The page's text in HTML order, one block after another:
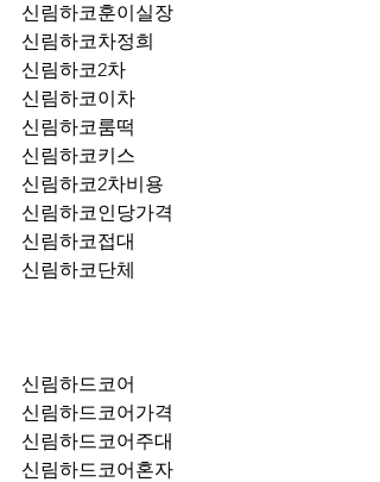
신림하코훈이실장
신림하코차정희
신림하코2차
신림하코이차
신림하코룸떡
신림하코키스
신림하코2차비용
신림하코인당가격
신림하코접대
신림하코단체
신림하드코어
신림하드코어가격
신림하드코어주대
신림하드코어혼자